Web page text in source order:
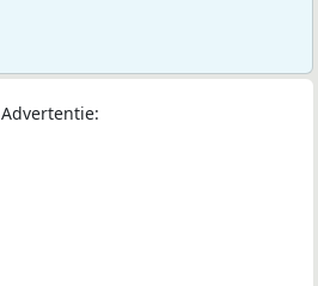
Advertentie: